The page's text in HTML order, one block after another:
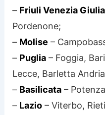
– Friuli Venezia Giulia
Pordenone;
– Molise –
– Puglia – Foggia,
Lecce, Barletta
– Basilicata –
– Lazio – Viterbo,